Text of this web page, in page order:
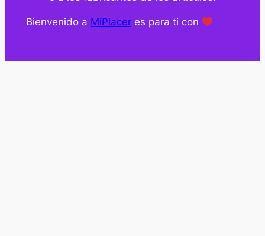
Bienvenido a MiPlaceres para ti con